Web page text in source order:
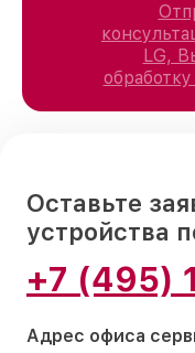
LG,
Оставьте
устройства
+7 (495)
Адрес офиса